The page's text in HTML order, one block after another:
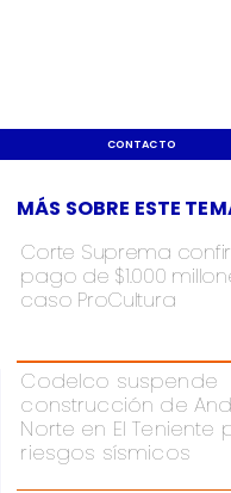
CONTACTO
Corte Suprema
pago de $1.000
caso ProCultura
Codelco suspende
construcción de
Norte en El Teniente
riesgos sísmicos
MÁS SOBRE ESTE